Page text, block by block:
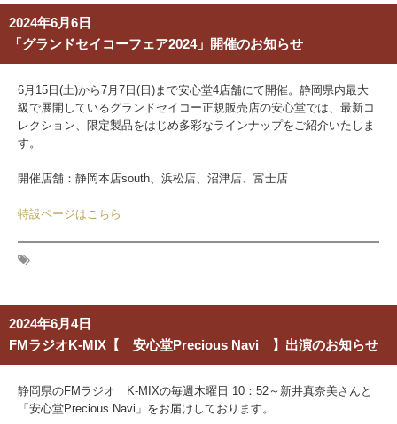
2024年6月6日
「グランドセイコーフェア2024」開催のお知らせ
6月15日(土)から7月7日(日)まで安心堂4店舗にて開催。静岡県内最大
級で展開しているグランドセイコー正規販売店の安心堂では、最新コ
レクション、限定製品をはじめ多彩なラインナップをご紹介いたしま
す。
開催店舗：静岡本店south、浜松店、沼津店、富士店
特設ページはこちら
2024年6月4日
FMラジオK-MIX【 安心堂Precious Navi 】出演のお知らせ
静岡県のFMラジオ K-MIXの毎週木曜日 10：52～新井真奈美さんと
「安心堂Precious Navi」をお届けしております。